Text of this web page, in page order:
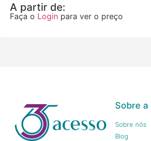
A partir de:
Faça o Login para ver o preço
Sobre
Sobre nós
Blog